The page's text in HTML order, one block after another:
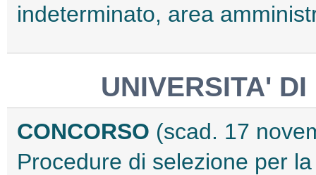
indeterminato, area
UNIVERSITA'
CONCORSO (scad. 17
Procedure di selezione per